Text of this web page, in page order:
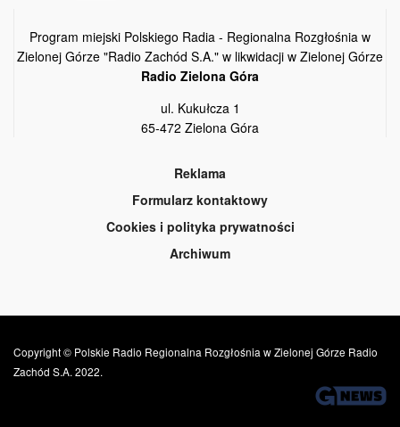
Program miejski Polskiego Radia - Regionalna Rozgłośnia w
Zielonej Górze "Radio Zachód S.A." w likwidacji w Zielonej Górze
Radio Zielona Góra
ul. Kukułcza 1
65-472 Zielona Góra
Reklama
Formularz kontaktowy
Cookies i polityka prywatności
Archiwum
Copyright © Polskie Radio Regionalna Rozgłośnia w Zielonej Górze Radio
Zachód S.A. 2022.